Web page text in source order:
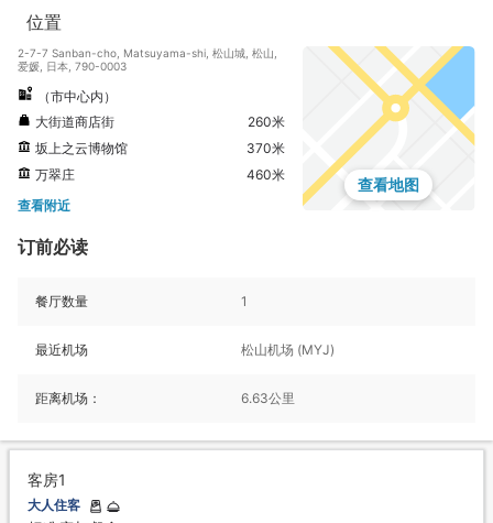
位置
2-7-7 Sanban-cho, Matsuyama-shi, 松山城, 松山,
爱媛, 日本, 790-0003
（市中心内）
大街道商店街
260米
坂上之云博物馆
370米
万翠庄
460米
查看附近
查看地图
订前必读
餐厅数量 1
最近机场 松山机场 (MYJ)
距离机场： 6.63公里
客房1
大人住客